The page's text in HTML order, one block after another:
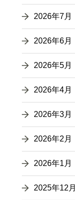
2026年7月
2026年6月
2026年5月
2026年4月
2026年3月
2026年2月
2026年1月
2025年12月